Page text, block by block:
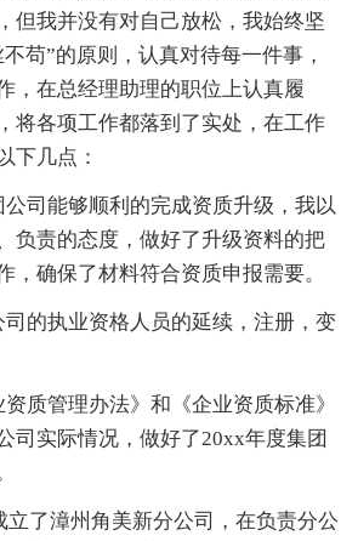
但我并没有对自己放松，我始终坚
苟”的原则，认真对待每一件事，
，在总经理助理的职位上认真履
将各项工作都落到了实处，在工作
下几点：
司能够顺利的完成资质升级，我以
负责的态度，做好了升级资料的把
，确保了材料符合资质申报需要。
司的执业资格人员的延续，注册，变
质管理办法》和《企业资质标准》
司实际情况，做好了20xx年度集团
立了漳州角美新分公司，在负责分公